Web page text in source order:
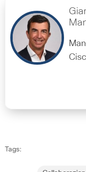
Tags: